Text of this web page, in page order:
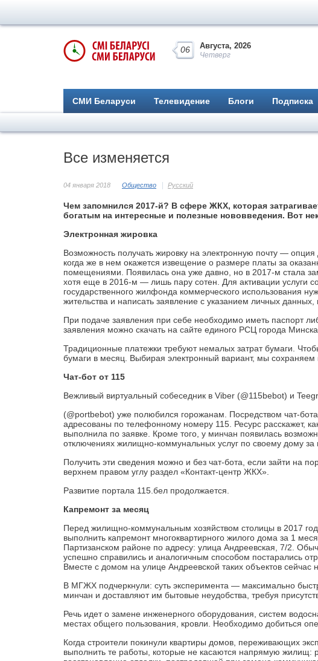
06 Августа, 2026
Четверг
СМИ Беларуси Телевидение Блоги Подписка
Все изменяется
04 января 2018 Общество Русский
Чем запомнился 2017-й? В сфере ЖКХ, которая
богатым на интересные и полезные нововведения. Вот
Электронная жировка
Возможность получать жировку на электронную поч­ту —
когда же в нем окажется извещение о размере платы за
помещениями. Появилась она уже давно, но в ­2017-м стала
хотя еще в ­2016-м — лишь пару сотен. Для активации услуги
государственного жилфонда коммерческого использования
жительства и написать заявление с указанием личных данных,
При подаче заявления при себе необходимо иметь паспорт
заявления можно скачать на сайте единого РСЦ города
Традиционные платежки требуют немалых затрат бумаги.
бумаги в месяц. Выбирая электронный вариант, мы сохраняем
Чат-бот от 115
Вежливый виртуальный собеседник в Viber (@115bebot) и
(@portbebot) уже полюбился горожанам. Посредством чат-
адресованы по телефонному номеру 115. Ресурс расскажет,
выполнила по заявке. Кроме того, у минчан появилась
отключениях жилищно-коммунальных услуг по своему дому
Получить эти сведения можно и без чат-бота, если зайти на
верхнем правом углу раздел «Контакт-центр ЖКХ».
Развитие портала 115.бел продолжается.
Капремонт за месяц
Перед жилищно-коммунальным хозяйством столицы в 2017
выполнить капремонт многоквартирного жилого дома за 1
Партизанском районе по адресу: улица ­Андреевская, 7/2.
успешно справились и аналогичным способом постарались
Вместе с домом на улице Андреевской таких объектов сейчас
В МГЖХ подчеркнули: суть эксперимента — максимально
минчан и доставляют им бытовые неудобства, требуя
Речь идет о замене инженерного оборудования, систем
местах общего пользования, кровли. Необходимо добиться
Когда строители покинули квартиры домов, переживающих
выполнить те работы, которые не касаются напрямую жилищ: